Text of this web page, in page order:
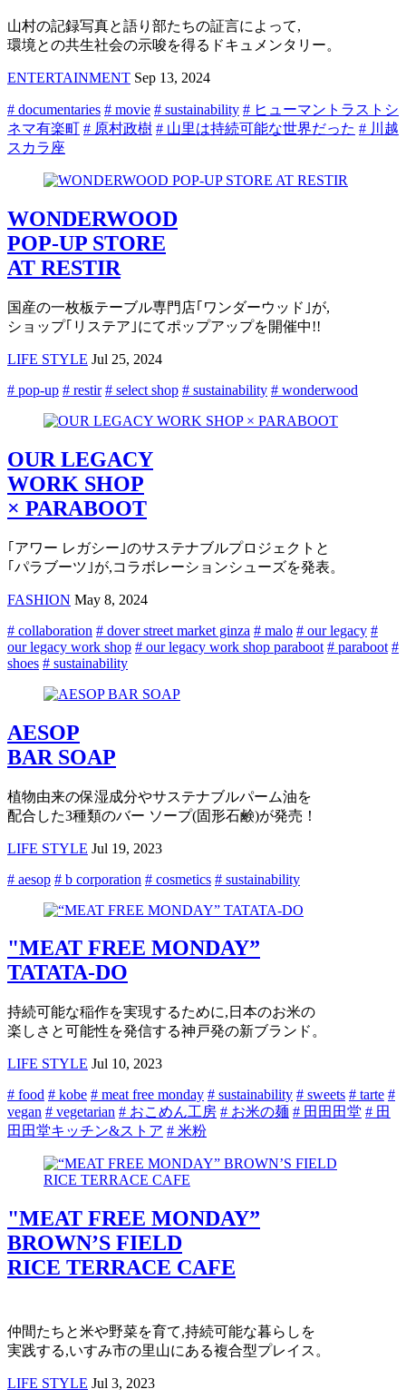
山村の記録写真と語り部たちの証言によって,
環境との共生社会の示唆を得るドキュメンタリー。
ENTERTAINMENT Sep 13, 2024
# documentaries # movie # sustainability # ヒューマントラストシ
ネマ有楽町 # 原村政樹 # 山里は持続可能な世界だった # 川越
スカラ座
WONDERWOOD
POP-UP STORE
AT RESTIR
国産の一枚板テーブル専門店｢ワンダーウッド｣が,
ショップ｢リステア｣にてポップアップを開催中!!
LIFE STYLE Jul 25, 2024
# pop-up # restir # select shop # sustainability # wonderwood
OUR LEGACY
WORK SHOP
× PARABOOT
｢アワー レガシー｣のサステナブルプロジェクトと
｢パラブーツ｣が,コラボレーションシューズを発表。
FASHION May 8, 2024
# collaboration # dover street market ginza # malo # our legacy #
our legacy work shop # our legacy work shop paraboot # paraboot #
shoes # sustainability
AESOP
BAR SOAP
植物由来の保湿成分やサステナブルパーム油を
配合した3種類のバー ソープ(固形石鹸)が発売！
LIFE STYLE Jul 19, 2023
# aesop # b corporation # cosmetics # sustainability
"MEAT FREE MONDAY”
TATATA-DO
持続可能な稲作を実現するために,日本のお米の
楽しさと可能性を発信する神戸発の新ブランド。
LIFE STYLE Jul 10, 2023
# food # kobe # meat free monday # sustainability # sweets # tarte #
vegan # vegetarian # おこめん工房 # お米の麺 # 田田田堂 # 田
田田堂キッチン&ストア # 米粉
"MEAT FREE MONDAY”
BROWN’S FIELD
RICE TERRACE CAFE
仲間たちと米や野菜を育て,持続可能な暮らしを
実践する,いすみ市の里山にある複合型プレイス。
LIFE STYLE Jul 3, 2023